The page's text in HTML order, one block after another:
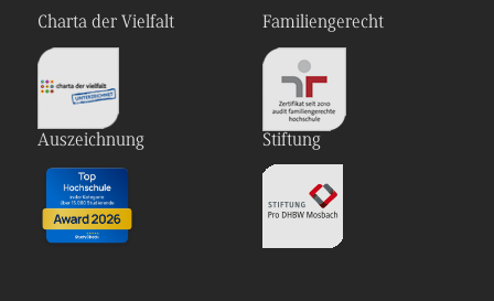
Charta der Vielfalt Familiengerecht
Auszeichnung Stiftung